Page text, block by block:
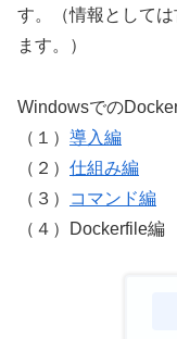
す。（情報として
ます。）
Windowsでの
（１） 導入編
（２） 仕組み編
（３）
コマンド編
（４）Dockerfile編